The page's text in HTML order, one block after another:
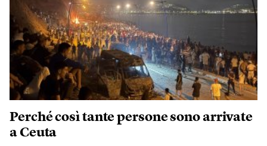
Perché così tante persone sono arrivate
a Ceuta